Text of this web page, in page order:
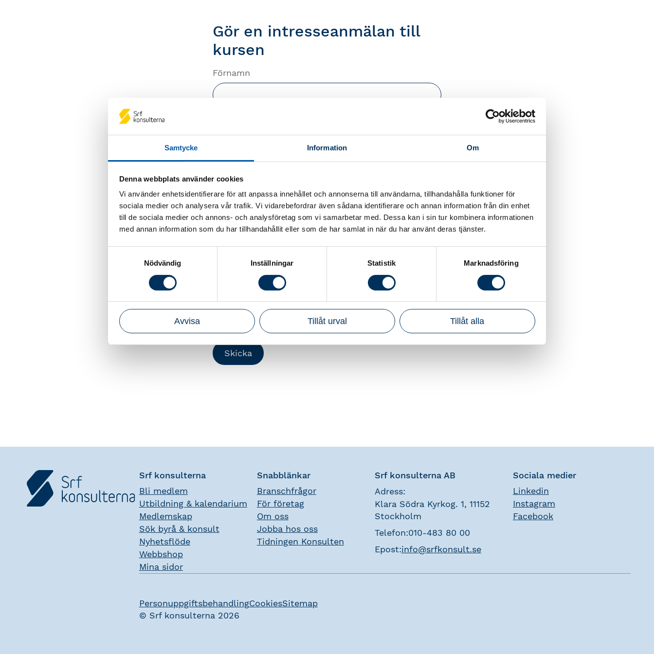
Samtycke Information Om
Denna webbplats använder cookies
Vi använder enhetsidentifierare för att anpassa innehållet och annonserna till användarna, tillhandahålla funktioner för
sociala medier och analysera vår trafik. Vi vidarebefordrar även sådana identifierare och annan information från din enhet
till de sociala medier och annons- och analysföretag som vi samarbetar med. Dessa kan i sin tur kombinera informationen
med annan information som du har tillhandahållit eller som de har samlat in när du har använt deras tjänster.
Nödvändig
Inställningar Statistik Marknadsföring
Avvisa Tillåt urval Tillåt alla
Gör en intresseanmälan till
kursen
Förnamn
E-post
Telefonnummer
Behandling av personuppgifter
behandlas i enlighet med Srf konsulternas
integritetspolicyBehandling av personuppgifter
Skicka
Srf konsulterna
Bli medlem
Utbildning & kalendarium
Medlemskap
Sök byrå & konsult
Nyhetsflöde
Webbshop
Mina sidor
Snabblänkar
Branschfrågor
För företag
Om oss
Jobba hos oss
Tidningen Konsulten
Srf konsulterna AB
Adress:
Klara Södra Kyrkog. 1, 11152
Stockholm
Telefon:010-483 80 00
Epost:info@srfkonsult.se
Sociala medier
Linkedin
Instagram
Facebook
PersonuppgiftsbehandlingCookiesSitemap
© Srf konsulterna 2026